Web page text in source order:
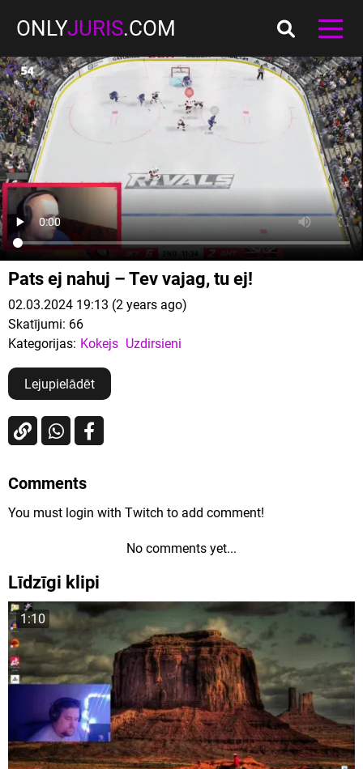
ONLYJURIS.COM
Pats ej nahuj – Tev vajag, tu ej!
02.03.2024 19:13 (2 years ago)
Skatījumi: 66
Kategorijas: Kokejs Uzdirsieni
Lejupielādēt
Comments
You must login with Twitch to add comment!
No comments yet...
Līdzīgi klipi
1:10